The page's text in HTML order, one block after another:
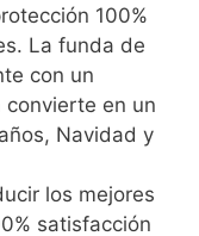
100%
La funda de
con un
convierte en un
Navidad y
los mejores
satisfacción